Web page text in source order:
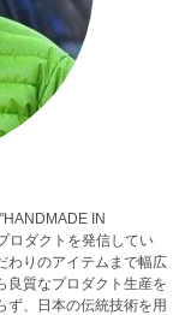
IN
ロダクトを発信してい
わりのアイテムまで幅広
良質なプロダクト生産を
ず、日本の伝統技術を用